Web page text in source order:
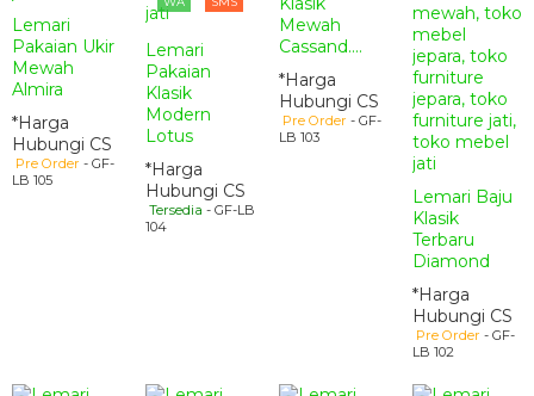
Lemari
Pakaian Ukir
Mewah
Almira
*Harga
Hubungi CS
Pre Order - GF-
LB 105
Lemari
Pakaian
Klasik
Modern
Lotus
*Harga
Hubungi CS
Tersedia - GF-LB
104
Mewah
Cassand....
*Harga
Hubungi CS
Pre Order - GF-
LB 103
Lemari Baju
Klasik
Terbaru
Diamond
*Harga
Hubungi CS
Pre Order - GF-
LB 102